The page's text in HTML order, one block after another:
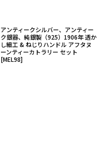
アンティークシルバー、アンティー
ク銀器、純銀製（925）1906年 透か
し細工 & ねじりハンドル アフタヌ
ーンティーカトラリー セット
[MEL98]